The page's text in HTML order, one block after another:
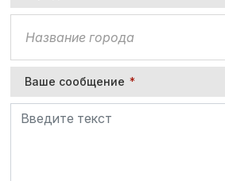
Ваше сообщение *